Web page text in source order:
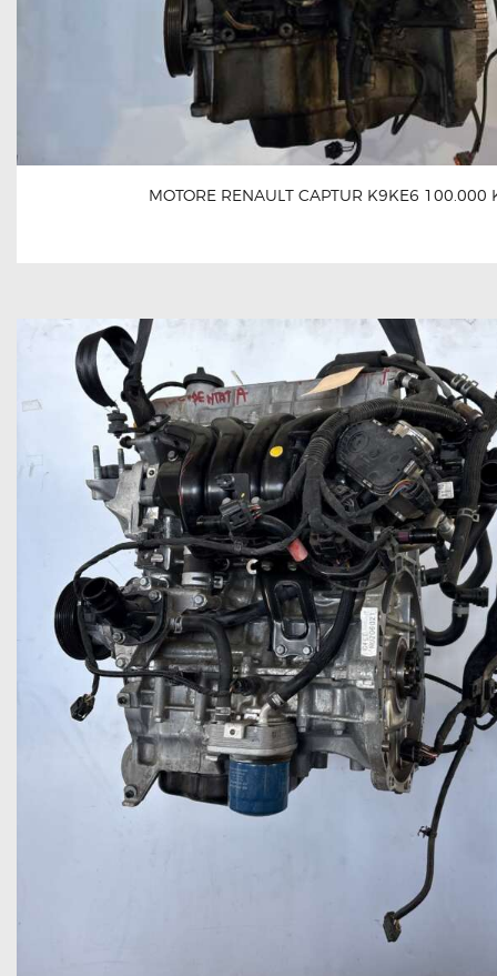
MOTORE RENAULT CAPTUR K9KE6 100.000